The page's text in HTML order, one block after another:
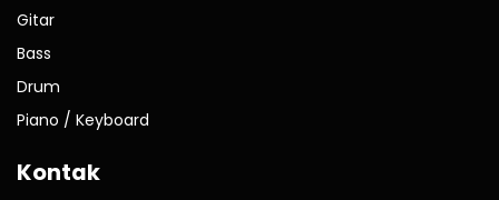
Gitar
Bass
Drum
Piano / Keyboard
Kontak